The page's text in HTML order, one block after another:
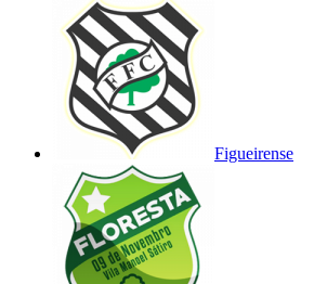
Figueirense